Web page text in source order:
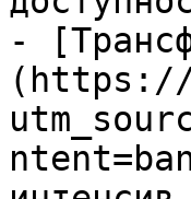
-
(https://